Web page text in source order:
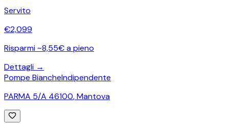
Servito
€2,099
Risparmi ~8,55€ a pieno
Dettagli →
Pompe BiancheIndipendente
PARMA 5/A 46100,Mantova